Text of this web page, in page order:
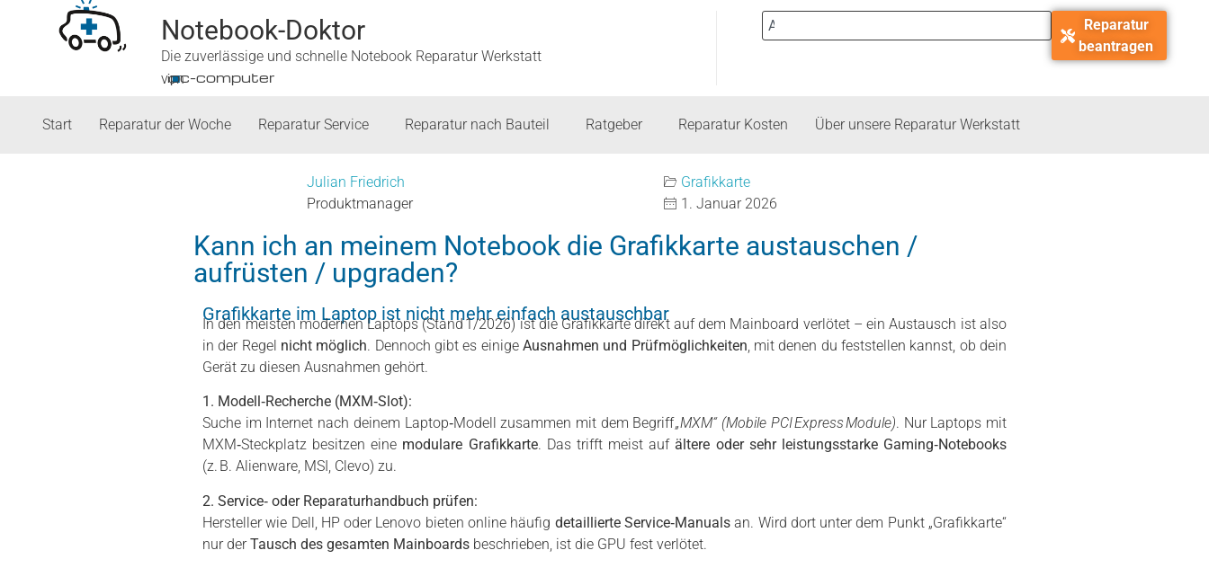
Notebook-Doktor
Die zuverlässige und schnelle Notebook Reparatur Werkstatt
von
■
ipc-computer
Reparatur
beantragen
Start Reparatur der Woche Reparatur Service Reparatur nach Bauteil Ratgeber Reparatur Kosten Über unsere Reparatur Werkstatt
Julian Friedrich
Produktmanager
Grafikkarte
1. Januar 2026
Kann ich an meinem Notebook die Grafikkarte austauschen /
aufrüsten / upgraden?
Grafikkarte im Laptop ist nicht mehr einfach austauschbar
In den meisten modernen Laptops (Stand 1/2026) ist die Grafikkarte direkt auf dem Mainboard verlötet – ein Austausch ist also
in der Regel nicht möglich. Dennoch gibt es einigeAusnahmen und Prüfmöglichkeiten , mit denen du feststellen kannst, ob dein
Gerät zu diesen Ausnahmen gehört.
1. Modell‑Recherche (MXM‑Slot):
Suche im Internet nach deinem Laptop‑Modell zusammen mit dem Begriff„MXM“ (Mobile PCI Express Module). Nur Laptops mit
MXM‑Steckplatz besitzen eine modulare Grafikkarte. Das trifft meist auf ältere oder sehr leistungsstarke Gaming‑Notebooks
(z. B. Alienware, MSI, Clevo) zu.
2. Service‑ oder Reparaturhandbuch prüfen:
Hersteller wie Dell, HP oder Lenovo bieten online häufig detaillierte Service‑Manualsan. Wird dort unter dem Punkt „Grafikkarte“
nur derTausch des gesamten Mainboards beschrieben, ist die GPU fest verlötet.